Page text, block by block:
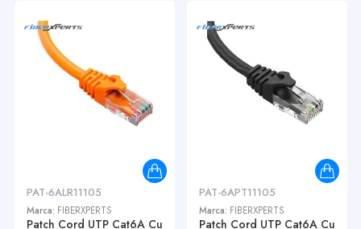
PAT-6ALR11105
Marca: FIBERXPERTS
Patch Cord UTP Cat6A Cu
PAT-6APT11105
Marca: FIBERXPERTS
Patch Cord UTP Cat6A Cu